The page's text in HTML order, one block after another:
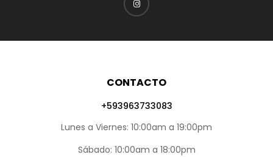
CONTACTO
+593963733083
Lunes a Viernes: 10:00am a 19:00pm
Sábado: 10:00am a 18:00pm